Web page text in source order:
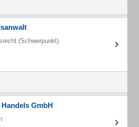
(Schwerpunkt)
GmbH